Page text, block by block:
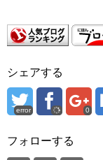
シェアする
error 0
フォローする